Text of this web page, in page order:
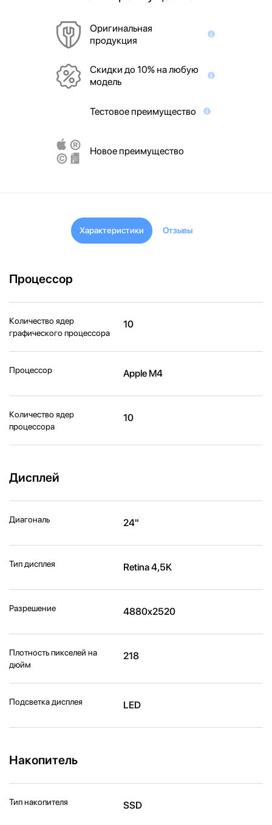
Оригинальная
продукция
Скидки до 10% на любую
модель
Тестовое преимущество
Новое преимущество
Характеристики Отзывы
Процессор
Количество ядер
графического процессора
10
Процессор Apple M4
Количество ядер
процессора
10
Дисплей
Диагональ 24"
Тип дисплея Retina 4,5K
Разрешение 4880x2520
Плотность пикселей на
дюйм
218
Подсветка дисплея LED
Накопитель
Тип накопителя SSD